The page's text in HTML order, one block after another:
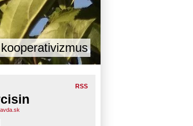
kooperativizmus
RSS